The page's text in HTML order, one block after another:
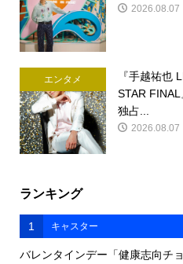
2026.08.07
エンタメ
『手越祐也
STAR
独占...
2026.08.07
ランキング
1 キャスター
バレンタインデー「健康志向チ